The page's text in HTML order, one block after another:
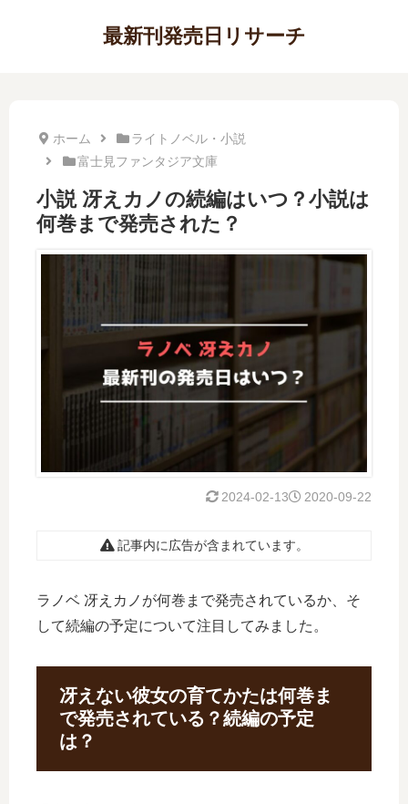
最新刊発売日リサーチ
ホーム
ライトノベル・小説
富士見ファンタジア文庫
小説 冴えカノの続編はいつ？小説は
何巻まで発売された？
2020-09-22
2024-02-13
記事内に広告が含まれています。
ラノベ 冴えカノが何巻まで発売されているか、そ
して続編の予定について注目してみました。
冴えない彼女の育てかたは何巻ま
で発売されている？続編の予定
は？